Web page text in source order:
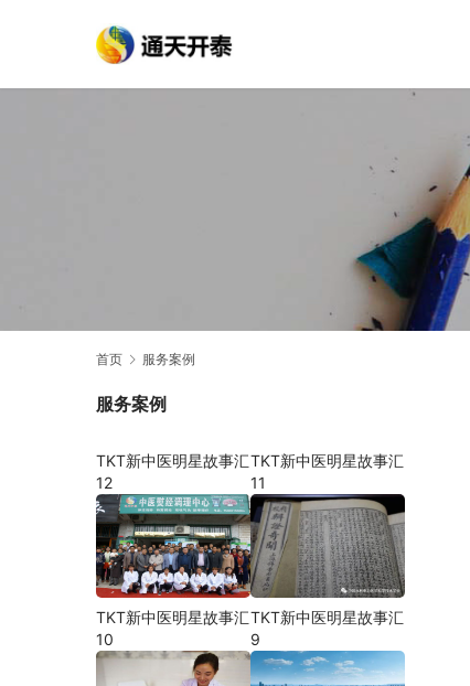
首页 服务案例
服务案例
TKT新中医明星故事汇
12
TKT新中医明星故事汇
11
TKT新中医明星故事汇
10
TKT新中医明星故事汇
9